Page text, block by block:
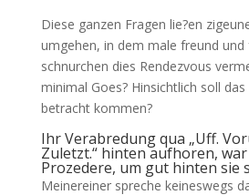
Diese ganzen Fragen lie?en
umgehen, in dem male freund und
schnurchen dies Rendezvous
minimal Goes? Hinsichtlich soll das
betracht kommen?
Ihr Verabredung qua „Uff.
Zuletzt.“ hinten aufhoren,
Prozedere, um gut hinten sie
Meinereiner spreche keineswegs